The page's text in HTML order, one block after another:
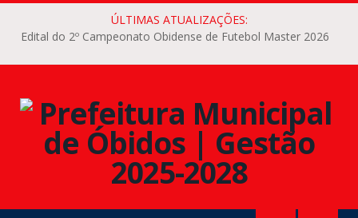
ÚLTIMAS ATUALIZAÇÕES:
Edital do 2º Campeonato Obidense de Futebol Master 2026